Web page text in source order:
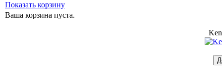
Показать корзину
Ваша корзина пуста.